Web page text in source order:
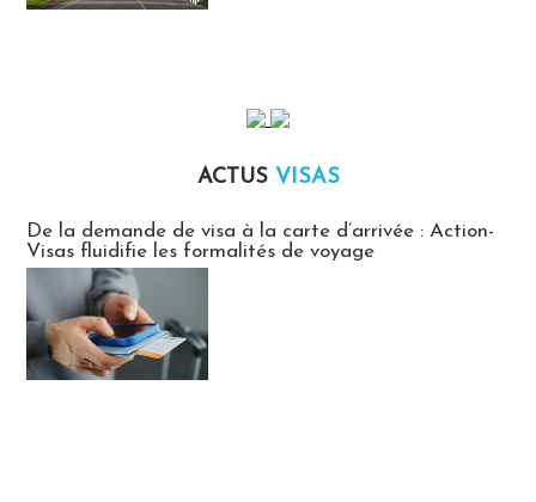
ACTUS VISAS
De la demande de visa à la carte d’arrivée : Action-
Visas fluidifie les formalités de voyage